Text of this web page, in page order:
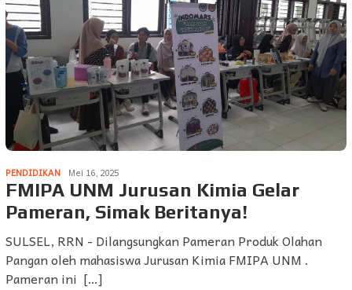
PENDIDIKAN Mei 16, 2025
FMIPA UNM Jurusan Kimia Gelar
Pameran, Simak Beritanya!
SULSEL, RRN - Dilangsungkan Pameran Produk Olahan
Pangan oleh mahasiswa Jurusan Kimia FMIPA UNM .
Pameran ini […]